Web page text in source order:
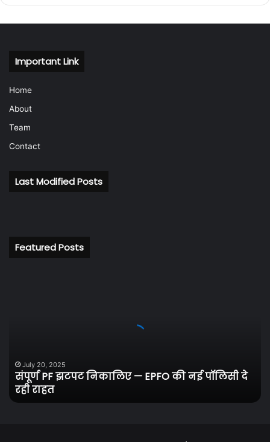
Important Link
Home
About
Team
Contact
Last Modified Posts
Featured Posts
नई
पॉलिसी
रही
July 20, 2025
संपूर्ण PF झटपट निकालिए — EPFO की नई पॉलिसी दे
रही राहत